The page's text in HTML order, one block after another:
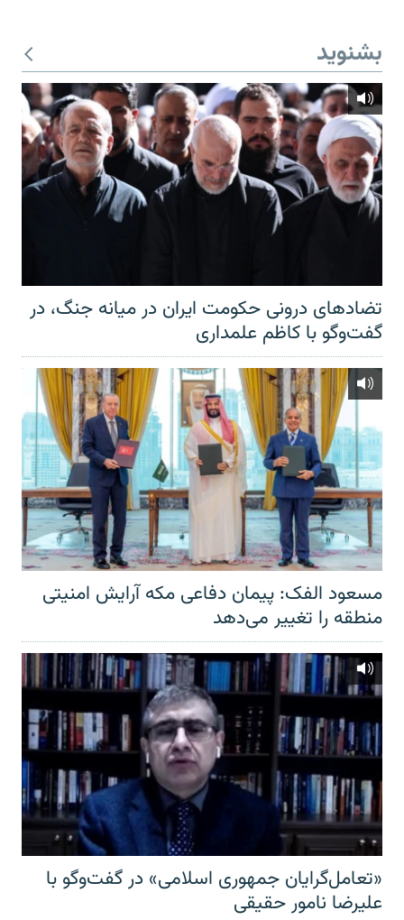
بشنوید
تضادهای درونی حکومت ایران در میانه جنگ، در
گفت‌‌وگو با کاظم علمداری
مسعود الفک: پیمان دفاعی مکه آرایش امنیتی
منطقه را تغییر می‌دهد
«تعامل‌گرایان جمهوری اسلامی» در گفت‌وگو با
علیرضا نامور حقیقی